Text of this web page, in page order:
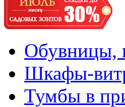
Обувницы,
Шкафы-
Тумбы в